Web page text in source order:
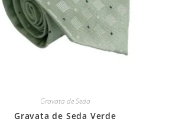
Gravata de Seda
Gravata de Seda Verde